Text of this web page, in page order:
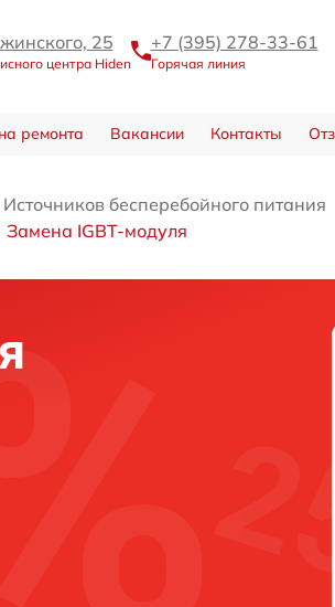
25
центра Hiden
+7 (395) 278-33-61
Горячая линия
ремонта Вакансии Контакты
бесперебойного питания
Замена IGBT-модуля